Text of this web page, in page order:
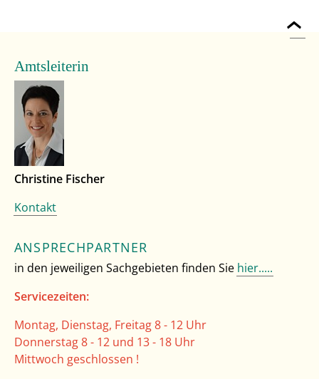
Amtsleiterin
Christine Fischer
Kontakt
ANSPRECHPARTNER
in den jeweiligen Sachgebieten finden Sie hier.....
Servicezeiten:
Montag, Dienstag, Freitag 8 - 12 Uhr
Donnerstag 8 - 12 und 13 - 18 Uhr
Mittwoch geschlossen !